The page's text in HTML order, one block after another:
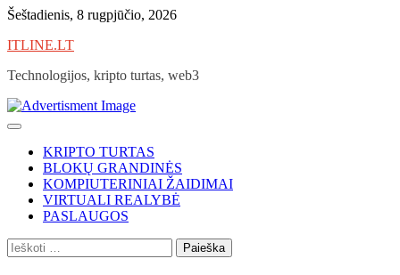
Skip
content
Šeštadienis, 8 rugpjūčio, 2026
ITLINE.LT
Technologijos, kripto turtas, web3
KRIPTO TURTAS
BLOKŲ GRANDINĖS
KOMPIUTERINIAI ŽAIDIMAI
VIRTUALI REALYBĖ
PASLAUGOS
Ieškoti: